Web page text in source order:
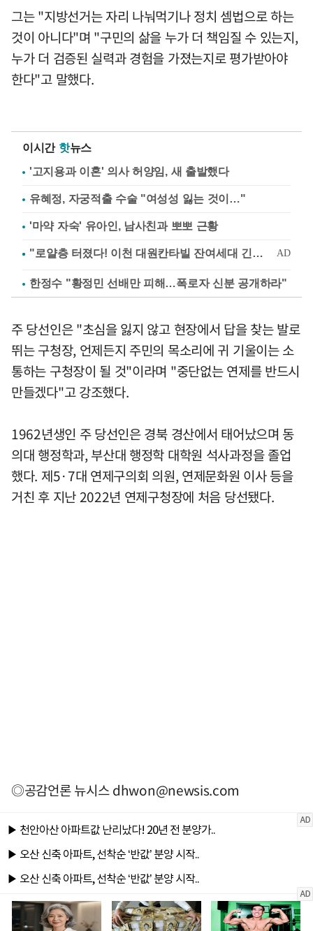
그는 "지방선거는 자리 나눠먹기나 정치 셈법으로 하는
것이 아니다"며 "구민의 삶을 누가 더 책임질 수 있는지,
누가 더 검증된 실력과 경험을 가졌는지로 평가받아야
한다"고 말했다.
이시간 핫뉴스
'고지용과 이혼' 의사 허양임, 새 출발했다
유혜정, 자궁적출 수술 "여성성 잃는 것이…"
'마약 자숙' 유아인, 남사친과 뽀뽀 근황
한정수 "황정민 선배만 피해…폭로자 신분 공개하라"
주 당선인은 "초심을 잃지 않고 현장에서 답을 찾는 발로
뛰는 구청장, 언제든지 주민의 목소리에 귀 기울이는 소
통하는 구청장이 될 것"이라며 "중단없는 연제를 반드시
만들겠다"고 강조했다.
1962년생인 주 당선인은 경북 경산에서 태어났으며 동
의대 행정학과, 부산대 행정학 대학원 석사과정을 졸업
했다. 제5·7대 연제구의회 의원, 연제문화원 이사 등을
거친 후 지난 2022년 연제구청장에 처음 당선됐다.
◎공감언론 뉴시스dhwon@newsis.com